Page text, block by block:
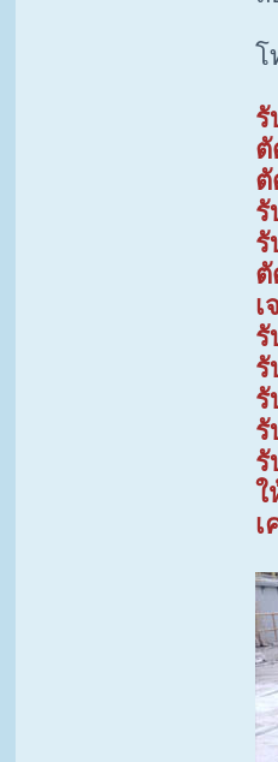
โ
รั
ตั
ตั
รั
เ
รั
รั
รั
ใ
เ